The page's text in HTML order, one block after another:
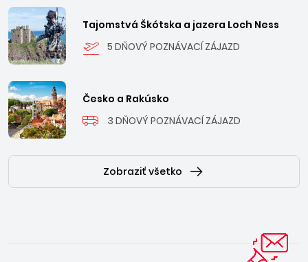
Tajomstvá Škótska a jazera Loch Ness
5 DŇOVÝ POZNÁVACÍ ZÁJAZD
Česko a Rakúsko
3 DŇOVÝ POZNÁVACÍ ZÁJAZD
Zobraziť všetko